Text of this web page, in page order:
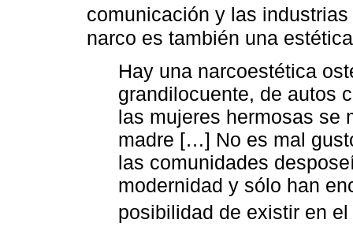
comunicación y las
narco es también una
Hay una narcoestética
grandilocuente, de autos
las mujeres hermosas se
madre […] No es mal
las comunidades
modernidad y sólo han
posibilidad de existir en